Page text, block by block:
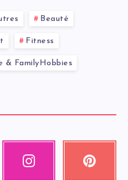
Beauté
Fitness
& FamilyHobbies